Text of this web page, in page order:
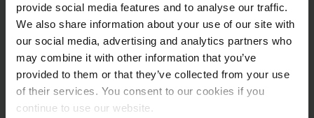
provide social media features and to analyse our traffic.
We also share information about your use of our site with
our social media, advertising and analytics partners who
may combine it with other information that you’ve
provided to them or that they’ve collected from your use
of their services. You consent to our cookies if you
continue to use our website.
Batteri Litiumjon, 51 V / 480 Ah
Laddare Ja, 48 V / 300 A
Batteriets tillverkningsår 2018
Tillverkningsår